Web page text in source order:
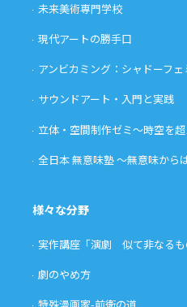
未来美術専門学校
現代アートの勝手口
アンビカミング：シャドーフ
サウンドアート・入門と実践
立体・空間制作ゼミ〜時空を超
全日本 無意味塾 〜無意味から
様々な分野
実作講座「演劇 似て非なるも
劇のやめ方